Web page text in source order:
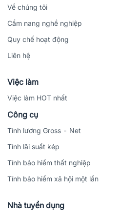
Về chúng tôi
Cẩm nang nghề nghiệp
Quy chế hoạt động
Liên hệ
Việc làm
Việc làm HOT nhất
Công cụ
Tính lương Gross - Net
Tính lãi suất kép
Tính bảo hiểm thất nghiệp
Tính bảo hiểm xã hội một lần
Nhà tuyển dụng